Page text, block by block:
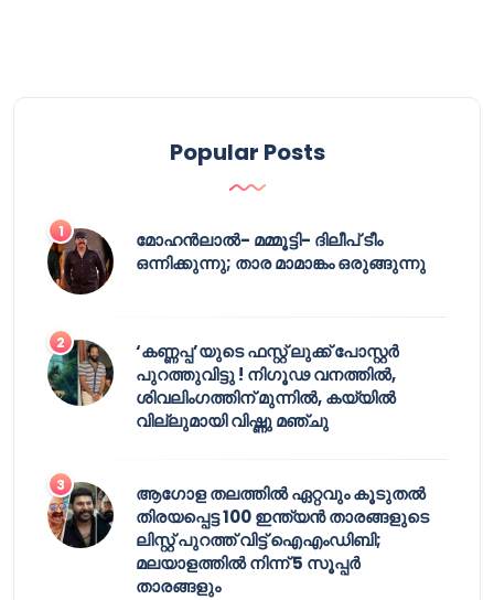
Popular Posts
മോഹൻലാൽ- മമ്മൂട്ടി- ദിലീപ് ടീം
ഒന്നിക്കുന്നു; താര മാമാങ്കം ഒരുങ്ങുന്നു
‘കണ്ണപ്പ’യുടെ ഫസ്റ്റ് ലുക്ക് പോസ്റ്റർ
പുറത്തുവിട്ടു ! നിഗൂഢ വനത്തിൽ,
ശിവലിംഗത്തിന് മുന്നിൽ, കയ്യിൽ
വില്ലുമായി വിഷ്ണു മഞ്ചു
ആഗോള തലത്തിൽ ഏറ്റവും കൂടുതൽ
തിരയപ്പെട്ട 100 ഇന്ത്യൻ താരങ്ങളുടെ
ലിസ്റ്റ് പുറത്ത് വിട്ട് ഐഎംഡിബി;
മലയാളത്തിൽ നിന്ന് 5 സൂപ്പർ
താരങ്ങളും